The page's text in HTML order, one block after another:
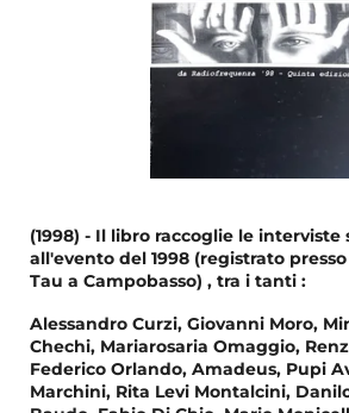
(1998) - Il libro raccoglie le
all'evento del 1998 (registrato
Tau a Campobasso) , tra i tanti :
Alessandro Curzi, Giovanni Moro,
Chechi, Mariarosaria Omaggio,
Federico Orlando, Amadeus, Pupi
Marchini, Rita Levi Montalcini,